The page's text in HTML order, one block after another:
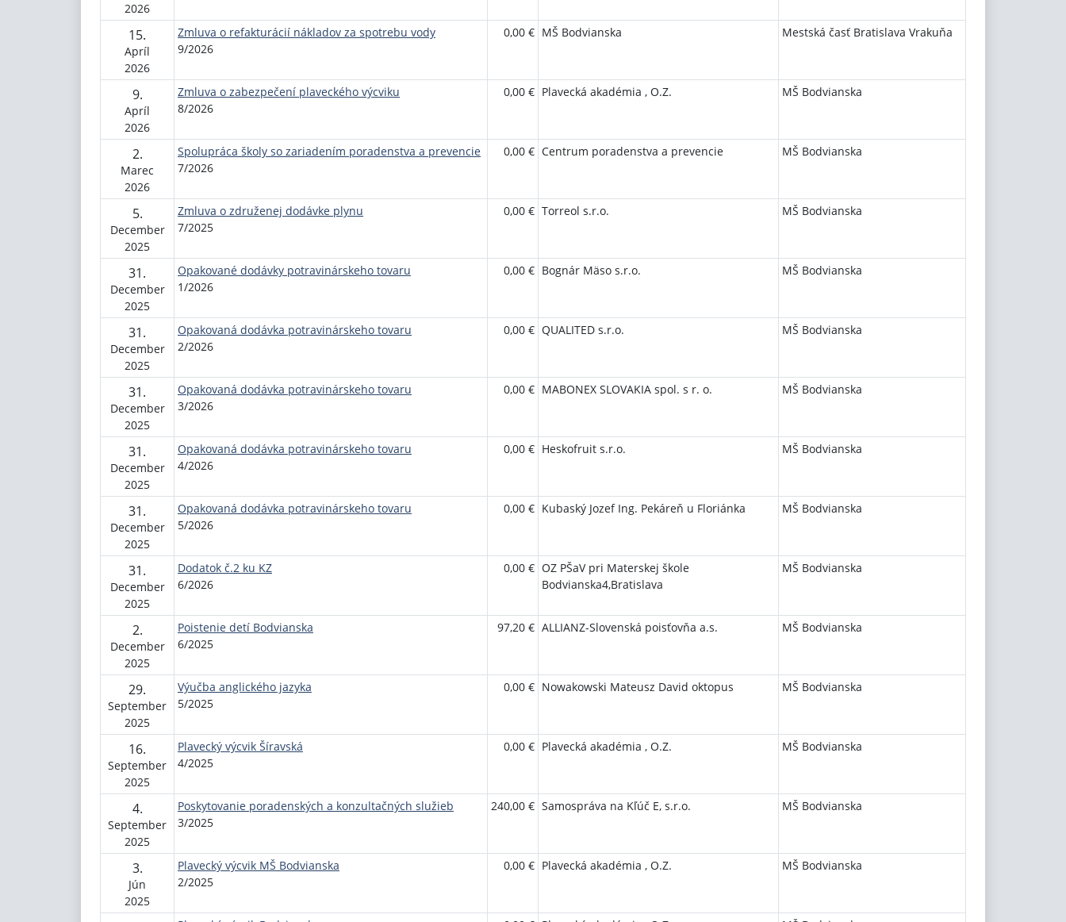
2026
15.
Apríl
2026
Zmluva o refakturácií nákladov za spotrebu vody
9/2026
0,00 € MŠ Bodvianska Mestská časť Bratislava Vrakuňa
9.
Apríl
2026
Zmluva o zabezpečení plaveckého výcviku
8/2026
0,00 € Plavecká akadémia , O.Z. MŠ Bodvianska
2.
Marec
2026
Spolupráca školy so zariadením poradenstva a prevencie
7/2026
0,00 € Centrum poradenstva a prevencie MŠ Bodvianska
5.
December
2025
Zmluva o združenej dodávke plynu
7/2025
0,00 € Torreol s.r.o. MŠ Bodvianska
31.
December
2025
Opakované dodávky potravinárskeho tovaru
1/2026
0,00 € Bognár Mäso s.r.o. MŠ Bodvianska
31.
December
2025
Opakovaná dodávka potravinárskeho tovaru
2/2026
0,00 € QUALITED s.r.o. MŠ Bodvianska
31.
December
2025
Opakovaná dodávka potravinárskeho tovaru
3/2026
0,00 € MABONEX SLOVAKIA spol. s r. o. MŠ Bodvianska
31.
December
2025
Opakovaná dodávka potravinárskeho tovaru
4/2026
0,00 € Heskofruit s.r.o. MŠ Bodvianska
31.
December
2025
Opakovaná dodávka potravinárskeho tovaru
5/2026
0,00 € Kubaský Jozef Ing. Pekáreň u Floriánka MŠ Bodvianska
31.
December
2025
Dodatok č.2 ku KZ
6/2026
0,00 € OZ PŠaV pri Materskej škole
Bodvianska4,Bratislava
MŠ Bodvianska
2.
December
2025
Poistenie detí Bodvianska
6/2025
97,20 € ALLIANZ-Slovenská poisťovňa a.s. MŠ Bodvianska
29.
September
2025
Výučba anglického jazyka
5/2025
0,00 € Nowakowski Mateusz David oktopus MŠ Bodvianska
16.
September
2025
Plavecký výcvik Šíravská
4/2025
0,00 € Plavecká akadémia , O.Z. MŠ Bodvianska
4.
September
2025
Poskytovanie poradenských a konzultačných služieb
3/2025
240,00 € Samospráva na Kľúč E, s.r.o. MŠ Bodvianska
3.
Jún
2025
Plavecký výcvik MŠ Bodvianska
2/2025
0,00 € Plavecká akadémia , O.Z. MŠ Bodvianska